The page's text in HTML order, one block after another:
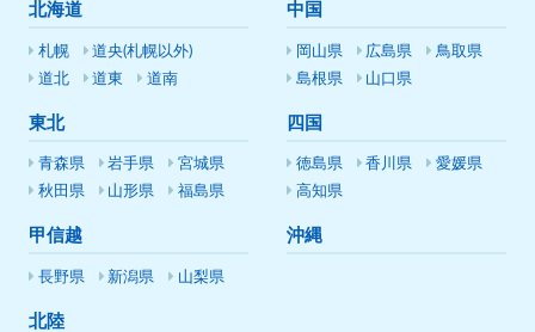
北海道
札幌
道央(札幌以外)
道北
道東 道南
東北
青森県 岩手県
宮城県
秋田県
山形県 福島県
甲信越
長野県 新潟県 山梨県
北陸
中国
岡山県 広島県
鳥取県
島根県
山口県
四国
徳島県 香川県
愛媛県
高知県
沖縄